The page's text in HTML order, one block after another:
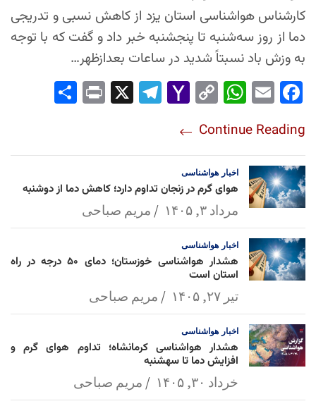
کارشناس هواشناسی استان یزد از کاهش نسبی و تدریجی
دما از روز سه‌شنبه تا پنجشنبه خبر داد و گفت که با توجه
به وزش باد نسبتاً شدید در ساعات بعدازظهر…
Fac
ok
Em
Wh
Ap
p
Co
Lin
k
Yah
l
Tel
Pri
Continue Reading
اخبار هواشناسی
هوای گرم در زنجان تداوم دارد؛ کاهش دما از دوشنبه
مرداد ۳, ۱۴۰۵ مریم صباحی
اخبار هواشناسی
هشدار هواشناسی خوزستان؛ دمای ۵۰ درجه در راه
استان است
تیر ۲۷, ۱۴۰۵ مریم صباحی
اخبار هواشناسی
هشدار هواشناسی کرمانشاه؛ تداوم هوای گرم و
افزایش دما تا سهشنبه
خرداد ۳۰, ۱۴۰۵ مریم صباحی